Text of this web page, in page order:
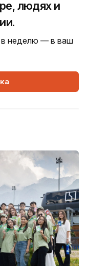
людях и
в неделю — в ваш